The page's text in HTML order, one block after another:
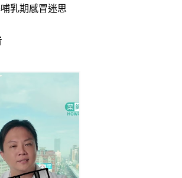
乳期感冒迷思